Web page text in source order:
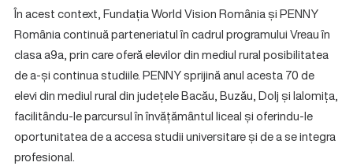
În acest context, Fundația World Vision România și PENNY
România continuă parteneriatul în cadrul programului Vreau în
clasa a9a, prin care oferă elevilor din mediul rural posibilitatea
de a-și continua studiile. PENNY sprijină anul acesta 70 de
elevi din mediul rural din județele Bacău, Buzău, Dolj și Ialomița,
facilitându-le parcursul în învățământul liceal și oferindu-le
oportunitatea de a accesa studii universitare și de a se integra
profesional.